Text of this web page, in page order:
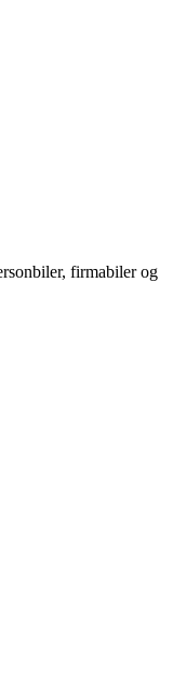
firmabiler og